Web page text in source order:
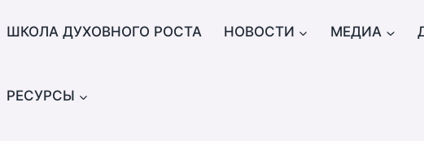
ШКОЛА ДУХОВНОГО РОСТА НОВОСТИ МЕДИА
РЕСУРСЫ